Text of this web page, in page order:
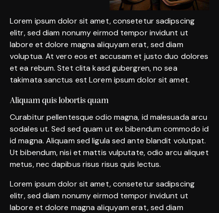
Lorem ipsum dolor sit amet, consetetur sadipscing
elitr, sed diam nonumy eirmod tempor invidunt ut
labore et dolore magna aliquyam erat, sed diam
voluptua. At vero eos et accusam et justo duo dolores
et ea rebum. Stet clita kasd gubergren, no sea
takimata sanctus est Lorem ipsum dolor sit amet.
Aliquam quis lobortis quam
Curabitur pellentesque odio magna, id malesuada arcu
sodales ut. Sed sed quam ut ex bibendum commodo id
id magna. Aliquam sed ligula sed ante blandit volutpat.
Ut bibendum, nisi et mattis vulputate, odio arcu aliquet
metus, nec dapibus risus risus quis lectus.
Lorem ipsum dolor sit amet, consetetur sadipscing
elitr, sed diam nonumy eirmod tempor invidunt ut
labore et dolore magna aliquyam erat, sed diam